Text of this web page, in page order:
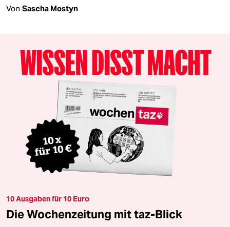
Von Sascha Mostyn
10 Ausgaben für 10 Euro
Die Wochenzeitung mit taz-Blick